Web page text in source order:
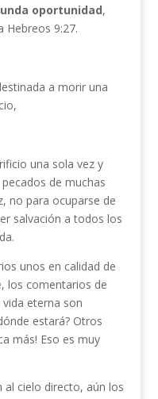
oportunidad,
Hebreos 9:27.
a morir una
una sola vez y
de muchas
no para ocuparse de
salvación a todos los
unos en calidad de
los comentarios de
eterna son
estará? Otros
más! Eso es muy
al cielo directo, aún los